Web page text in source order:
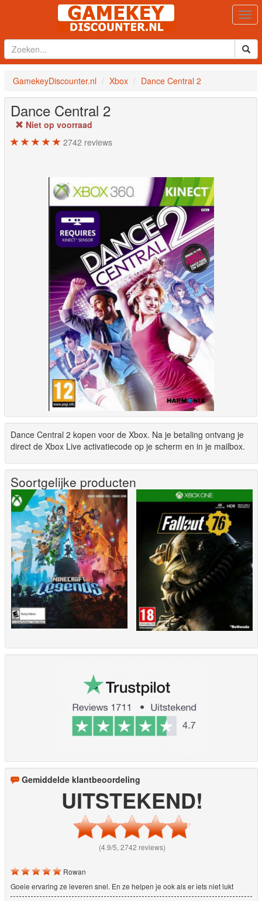
GamekeyDiscounter.nl Xbox Dance Central 2
Dance Central 2
Niet op voorraad
2742 reviews
Dance Central 2 kopen voor de Xbox. Na je betaling ontvang je
direct de Xbox Live activatiecode op je scherm en in je mailbox.
Soortgelijke producten
Gemiddelde klantbeoordeling
UITSTEKEND!
(4.9/5, 2742 reviews)
Rowan
Goeie ervaring ze leveren snel. En ze helpen je ook als er iets niet lukt